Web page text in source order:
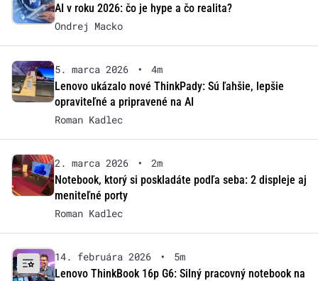
AI v roku 2026: čo je hype a čo realita?
Ondrej Macko
5. marca 2026 •
4m
Lenovo ukázalo nové ThinkPady: Sú ľahšie, lepšie
opraviteľné a pripravené na AI
Roman Kadlec
2. marca 2026 •
2m
Notebook, ktorý si poskladáte podľa seba: 2 displeje aj
meniteľné porty
Roman Kadlec
14. februára 2026 •
5m
Lenovo ThinkBook 16p G6: Silný pracovný notebook na